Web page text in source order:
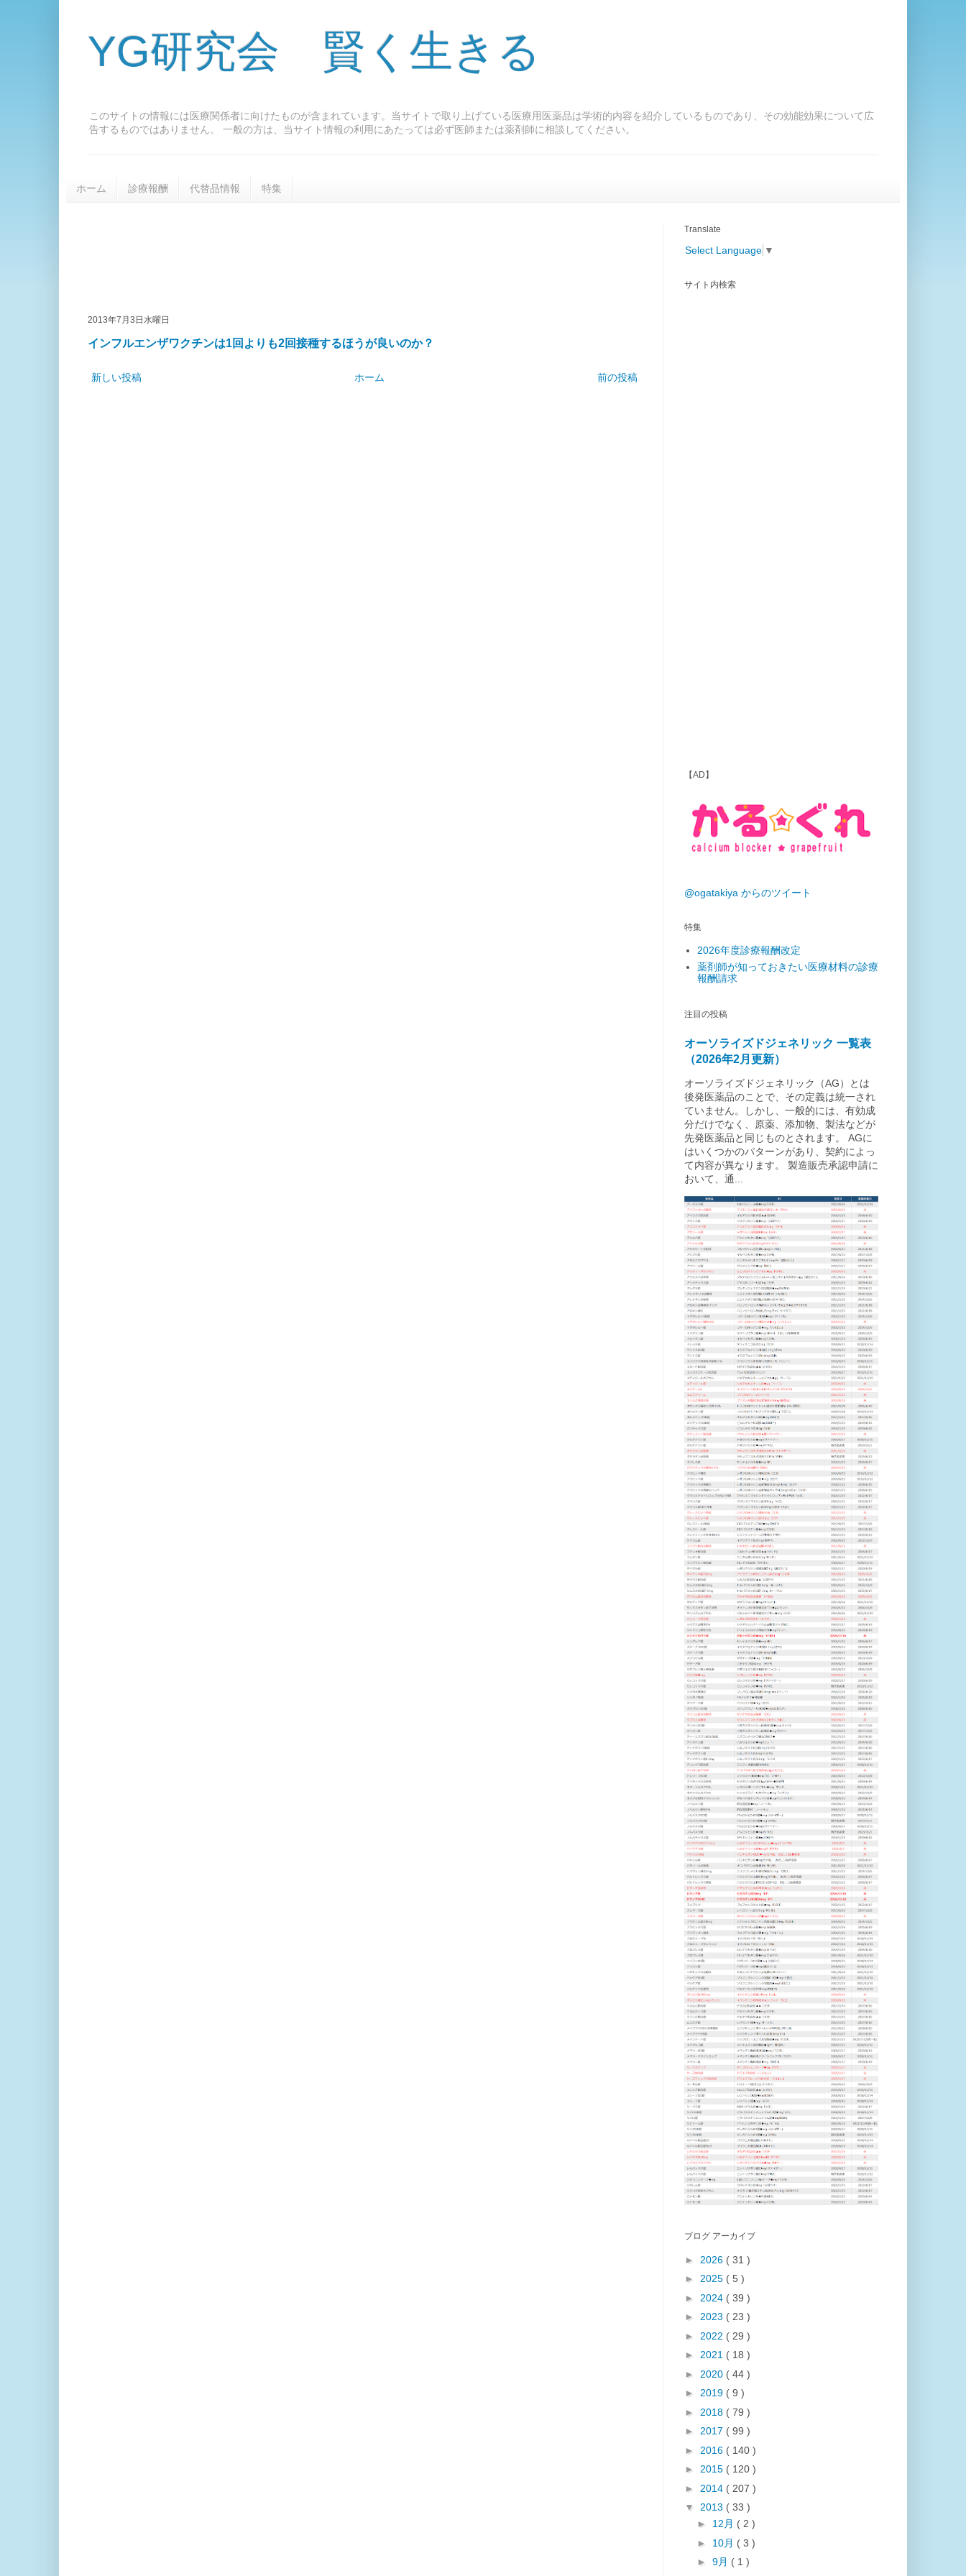
YG研究会 賢く生きる
このサイトの情報には医療関係者に向けたものが含まれています。当サイトで取り上げている医療用医薬品は学術的内容を紹介しているものであり、その効能効果について広
告するものではありません。 一般の方は、当サイト情報の利用にあたっては必ず医師または薬剤師に相談してください。
ホーム 診療報酬 代替品情報 特集
2013年7月3日水曜日
インフルエンザワクチンは1回よりも2回接種するほうが良いのか？
新しい投稿 前の投稿
ホーム
Translate
Select Language ▼
サイト内検索
【AD】
@ogatakiya からのツイート
特集
2026年度診療報酬改定
薬剤師が知っておきたい医療材料の診療
報酬請求
注目の投稿
オーソライズドジェネリック 一覧表
（2026年2月更新）
オーソライズドジェネリック（AG）とは
後発医薬品のことで、その定義は統一され
ていません。しかし、一般的には、有効成
分だけでなく、原薬、添加物、製法などが
先発医薬品と同じものとされます。 AGに
はいくつかのパターンがあり、契約によっ
て内容が異なります。 製造販売承認申請に
おいて、通...
ブログ アーカイブ
► 2026 ( 31 )
► 2025 ( 5 )
► 2024 ( 39 )
► 2023 ( 23 )
► 2022 ( 29 )
► 2021 ( 18 )
► 2020 ( 44 )
► 2019 ( 9 )
► 2018 ( 79 )
► 2017 ( 99 )
► 2016 ( 140 )
► 2015 ( 120 )
► 2014 ( 207 )
▼ 2013 ( 33 )
► 12月 ( 2 )
► 10月 ( 3 )
► 9月 ( 1 )